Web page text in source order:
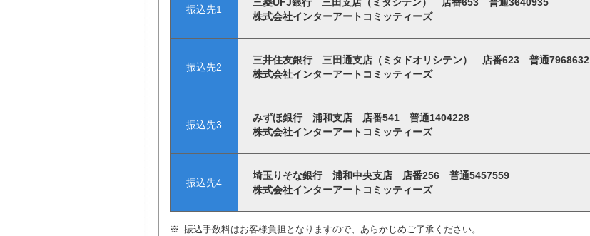
振込先1
株式会社インターアートコミッティーズ
振込先2
三井住友銀行 三田通支店（ミタドオリシテン） 店番623 普通7968632
株式会社インターアートコミッティーズ
振込先3
みずほ銀行 浦和支店 店番541 普通1404228
株式会社インターアートコミッティーズ
振込先4
埼玉りそな銀行 浦和中央支店 店番256 普通5457559
株式会社インターアートコミッティーズ
※ 振込手数料はお客様負担となりますので、あらかじめご了承ください。